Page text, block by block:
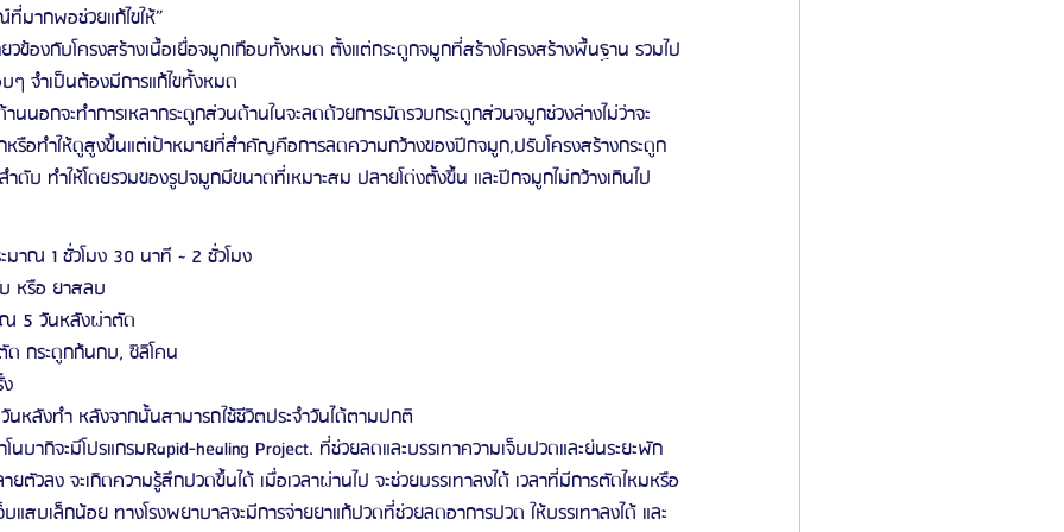
มากพอช่วยแก้ไขให้”
ข้องกับโครงสร้างเนื้อเยื่อจมูกเกือบทั้งหมด ตั้งแต่กระดูกจมูกที่สร้างโครงสร้างพื้นฐาน รวมไป
ๆ จำเป็นต้องมีการแก้ไขทั้งหมด
นอกจะทำการเหลากระดูกส่วนด้านในจะลดด้วยการมัดรวบกระดูกส่วนจมูกช่วงล่างไม่ว่าจะ
รือทำให้ดูสูงขึ้นแต่เป้าหมายที่สำคัญคือการลดความกว้างของปีกจมูก,ปรับโครงสร้างกระดูก
ดับ ทำให้โดยรวมของรูปจมูกมีขนาดที่เหมาะสม ปลายโด่งตั้งขึ้น และปีกจมูกไม่กว้างเกินไป
มาณ 1 ชั่วโมง 30 นาที ~ 2 ชั่วโมง
หรือ ยาสลบ
ณ 5 วันหลังผ่าตัด
กระดูกก้นกบ, ซิลิโคน
ลังทำ หลังจากนั้นสามารถใช้ชีวิตประจำวันได้ตามปกติ
บากิจะมีโปรแกรมRapid-healing Project. ที่ช่วยลดและบรรเทาความเจ็บปวดและย่นระยะพัก
ยตัวลง จะเกิดความรู้สึกปวดขึ้นได้ เมื่อเวลาผ่านไป จะช่วยบรรเทาลงได้ เวลาที่มีการตัดไหมหรือ
แสบเล็กน้อย ทางโรงพยาบาลจะมีการจ่ายยาแก้ปวดที่ช่วยลดอาการปวด ให้บรรเทาลงได้ และ